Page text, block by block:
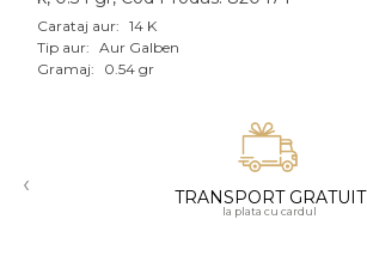
Aur alb
Aur roz
Carataj aur: 14 K
Tip aur: Aur Galben
Gramaj:
0.54 gr
‹ TRANSPORT GRATUIT
la plata cu cardul